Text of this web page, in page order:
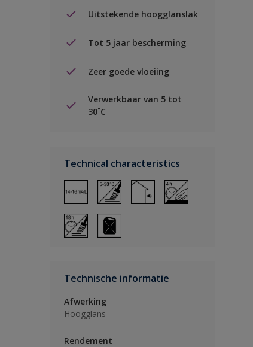
Uitstekende hoogglanslak
Tot 5 jaar bescherming
Zeer goede vloeiing
Verwerkbaar van 5 tot
30˚C
Technical characteristics
Technische informatie
Afwerking
Hoogglans
Rendement